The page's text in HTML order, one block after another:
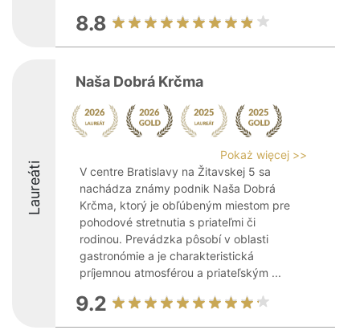
8.8
Laureáti
Naša Dobrá Krčma
Pokaż więcej >>
V centre Bratislavy na Žitavskej 5 sa
nachádza známy podnik Naša Dobrá
Krčma, ktorý je obľúbeným miestom pre
pohodové stretnutia s priateľmi či
rodinou. Prevádzka pôsobí v oblasti
gastronómie a je charakteristická
príjemnou atmosférou a priateľským ...
9.2